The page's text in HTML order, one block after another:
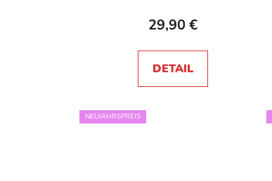
29,90 €
DETAIL
NEUJAHRSPREIS